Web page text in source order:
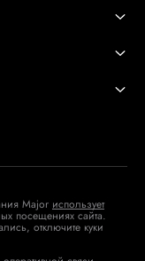
Major использует
посещениях сайта.
отключите куки